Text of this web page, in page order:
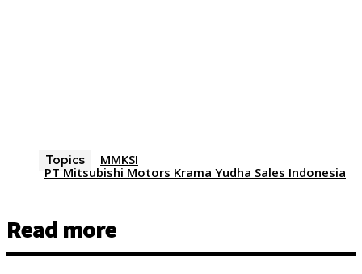
Topics
MMKSI
PT Mitsubishi Motors Krama Yudha Sales Indonesia
Read more